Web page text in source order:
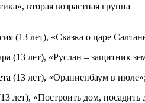
вторая возрастная группа
(13 лет), «Сказка о царе
(13 лет), «Руслан – защитник
(13 лет), «Ораниенбаум в июле»;
лет), «Построить дом, посадить